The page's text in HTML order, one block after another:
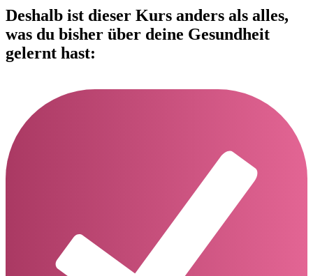
Deshalb ist dieser Kurs anders als alles,
was du bisher über deine Gesundheit
gelernt hast: